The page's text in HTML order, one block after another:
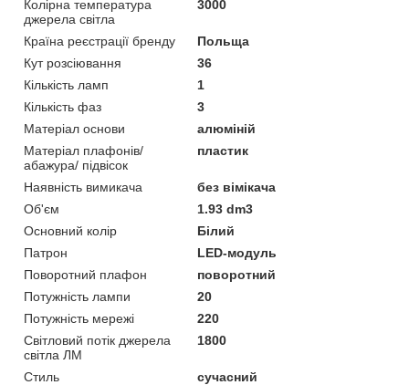
Колірна температура
джерела світла
3000
Країна реєстрації бренду
Польща
Кут розсіювання
36
Кількість ламп
1
Кількість фаз
3
Матеріал основи
алюміній
Матеріал плафонів/
абажура/ підвісок
пластик
Наявність вимикача
без вімікача
Об'єм
1.93 dm3
Основний колір
Білий
Патрон
LED-модуль
Поворотний плафон
поворотний
Потужність лампи
20
Потужність мережі
220
Світловий потік джерела
світла ЛМ
1800
Стиль
сучасний